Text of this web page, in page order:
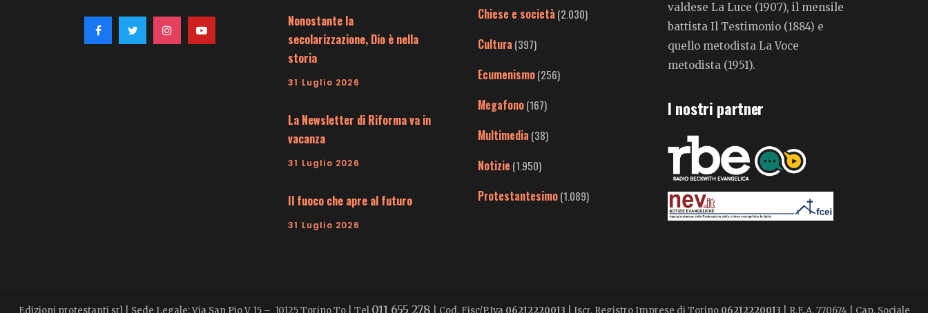
Nonostante la
secolarizzazione, Dio è nella
storia
31 Luglio 2026
La Newsletter di Riforma va in
vacanza
31 Luglio 2026
Il fuoco che apre al futuro
31 Luglio 2026
Chiese e società (2.030)
Cultura (397)
Ecumenismo(256)
Megafono(167)
Multimedia (38)
Notizie (1.950)
Protestantesimo(1.089)
valdese La Luce (1907), il mensile
battista Il Testimonio (1884) e
quello metodista La Voce
metodista (1951).
I nostri partner
Edizioni protestanti srl | Sede Legale: Via San Pio V 15 – 10125 Torino To | Tel 011 655 278 | Cod. Fisc/P.Iva 06212220013 | Iscr. Registro Imprese di Torino 06212220013 | R.E.A. 770674 | Cap. Sociale